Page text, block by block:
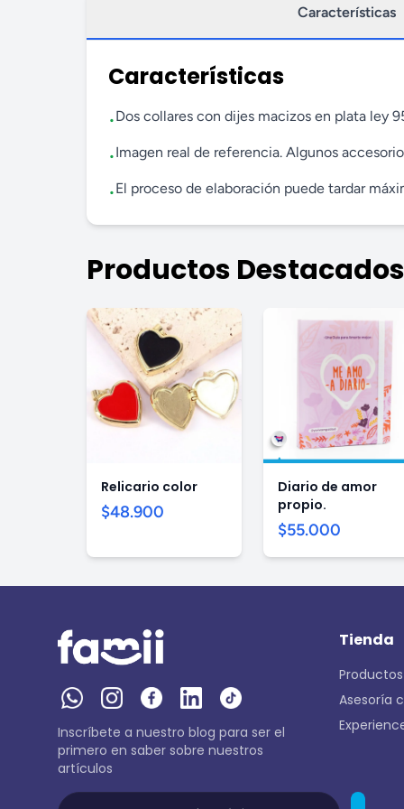
Características
Características
•Dos collares con dijes macizos en plata ley
•Imagen real de referencia. Algunos
•El proceso de elaboración puede tardar
Productos Destacados
Relicario color
$48.900
Diario de amor
propio.
$55.000
Inscríbete a nuestro blog para ser el
primero en saber sobre nuestros
artículos
Tienda
Asesoría